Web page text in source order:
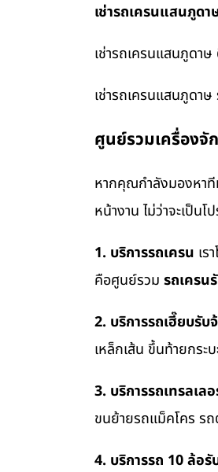
เช่ารถเครนแสนภูดา
เช่ารถเครนแสนภูดา
เช่ารถเครนแสนภูดา
ศูนย์รวมเครื่องจั
หากคุณกำลังมองหาที
หน้างาน ไม่ว่าจะเป็น
1. บริการรถเครน เร
คือศูนย์รวม รถเครน
2. บริการรถเฮี๊ยบรับ
เหล็กเส้น ขึ้นท้ายกระ
3. บริการรถเทรลเล
ขนย้ายรถแม็คโคร ร
4. บริการรถ 10 ล้อรั